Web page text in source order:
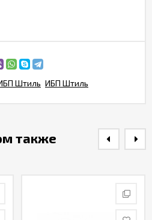
Штиль ИБП Штиль
также